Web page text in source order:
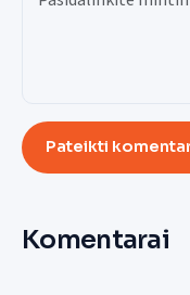
Pateikti
Komentarai